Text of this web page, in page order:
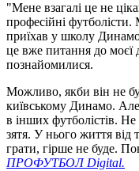
"Мене взагалі це не
професійні футболісти.
приїхав у школу
це вже питання до моєї
познайомилися.
Можливо, якби він не
київському Динамо.
в інших футболістів.
зятя. У нього життя від
грати, гірше не буде.
ПРОФУТБОЛ Digital.